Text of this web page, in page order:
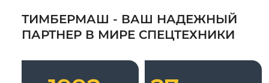
Продуманная эргономика самой платформы
позволяет моментально организовать
парам откидно-съемных алюминиевых бортов.
Задний борт также может быть быстро откинут
ТИМБЕРМАШ - ВАШ НАДЕЖНЫЙ
ПАРТНЕР В МИРЕ СПЕЦТЕХНИКИ